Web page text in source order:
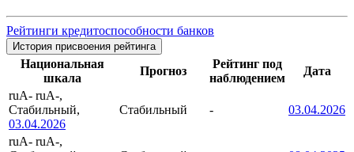
Рейтинги кредитоспособности банков
История присвоения рейтинга
Национальная
шкала
Прогноз
Рейтинг под
наблюдением
Дата
ruA- ruA-,
Стабильный,
03.04.2026
Стабильный - 03.04.2026
ruA- ruA-,